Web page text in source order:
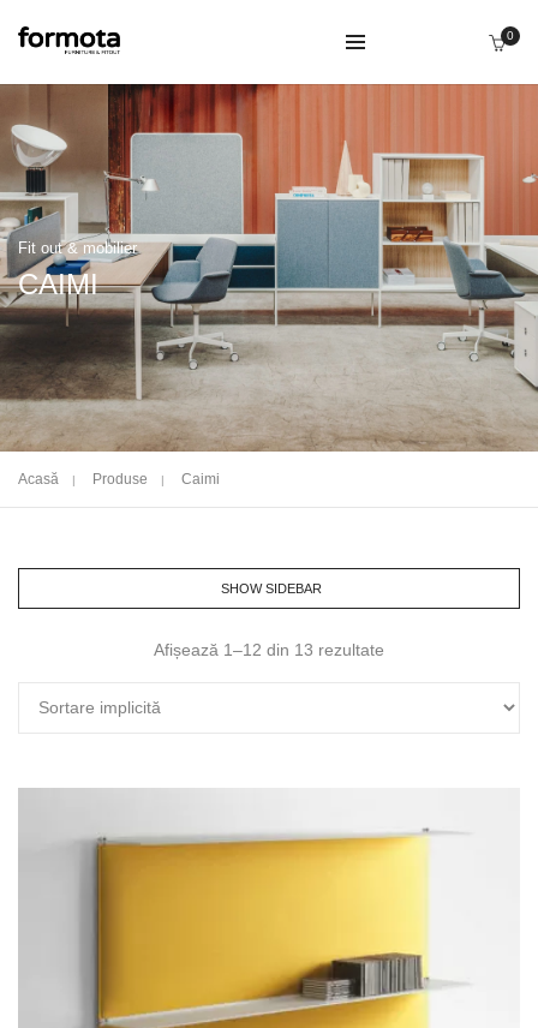
0
Fit out & mobilier
CAIMI
Acasă Produse Caimi
SHOW SIDEBAR
Afișează 1–12 din 13 rezultate